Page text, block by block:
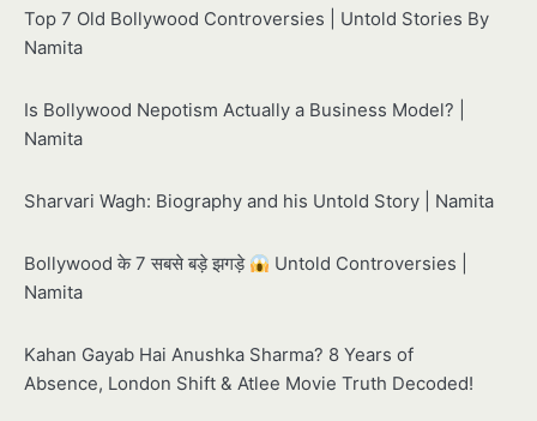
Top 7 Old Bollywood Controversies | Untold Stories By
Namita
Is Bollywood Nepotism Actually a Business Model? |
Namita
Sharvari Wagh: Biography and his Untold Story | Namita
Bollywood के 7 सबसे बड़े झगड़े
Untold Controversies |
Namita
Kahan Gayab Hai Anushka Sharma? 8 Years of
Absence, London Shift & Atlee Movie Truth Decoded!